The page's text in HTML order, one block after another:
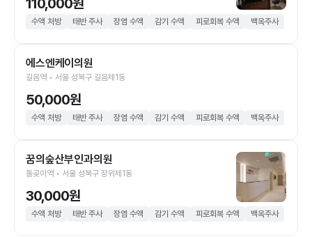
110,000원
수액 처방 태반 주사 장염 수액 감기 수액 피로회복 수액 백옥주사
에스엔케이의원
길음역 • 서울 성북구 길음제1동
50,000원
수액 처방 태반 주사 장염 수액 감기 수액 피로회복 수액 백옥주사
꿈의숲산부인과의원
돌곶이역 • 서울 성북구 장위제1동
30,000원
수액 처방 태반 주사 장염 수액 감기 수액 피로회복 수액 백옥주사